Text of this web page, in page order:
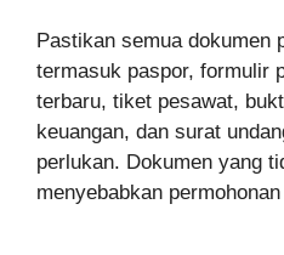
Pastikan semua dokumen
termasuk paspor, formulir
terbaru, tiket pesawat,
keuangan, dan surat
perlukan. Dokumen yang
menyebabkan